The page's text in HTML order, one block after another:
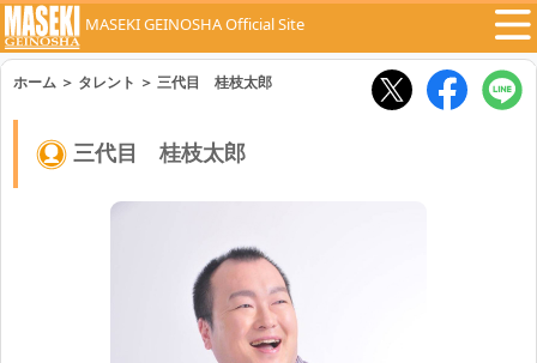
MASEKI GEINOSHA Official Site
ホーム ＞ タレント ＞ 三代目 桂枝太郎
三代目 桂枝太郎